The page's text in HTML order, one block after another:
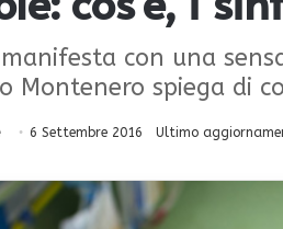
con una
Montenero spiega di
6 Settembre 2016 Ultimo